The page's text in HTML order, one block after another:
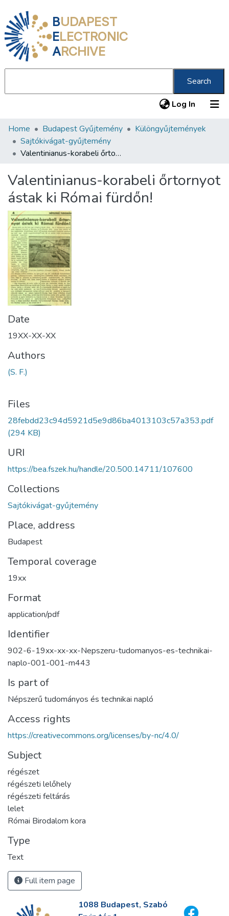
BUDAPEST
ELECTRONIC
ARCHIVE
Search
Log In (current)
Communities & Collections
All of DSpace
About us
Home Budapest Gyűjtemény
Különgyűjtemények
Sajtókivágat-gyűjtemény
Valentinianus-korabeli őrtornyot ástak ki Római fürdőn!
Valentinianus-korabeli őrtornyot
ástak ki Római fürdőn!
Date
19XX-XX-XX
Authors
(S. F.)
Files
28febdd23c94d5921d5e9d86ba4013103c57a353.pdf
(294 KB)
URI
https://bea.fszek.hu/handle/20.500.14711/107600
Collections
Sajtókivágat-gyűjtemény
Place, address
Budapest
Temporal coverage
19xx
Format
application/pdf
Identifier
902-6-19xx-xx-xx-Nepszeru-tudomanyos-es-technikai-
naplo-001-001-m443
Is part of
Népszerű tudományos és technikai napló
Access rights
https://creativecommons.org/licenses/by-nc/4.0/
Subject
régészet
régészeti lelőhely
régészeti feltárás
lelet
Római Birodalom kora
Type
Text
Full item page
1088 Budapest, Szabó